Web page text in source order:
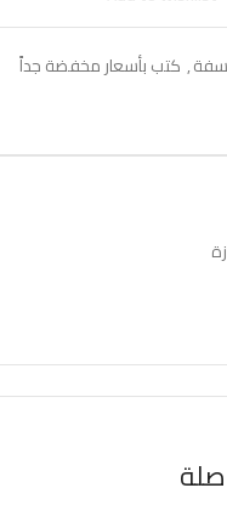
, كتب بأسعار مخفضة جداً